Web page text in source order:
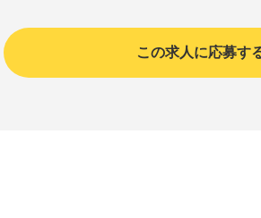
この求人に応募す